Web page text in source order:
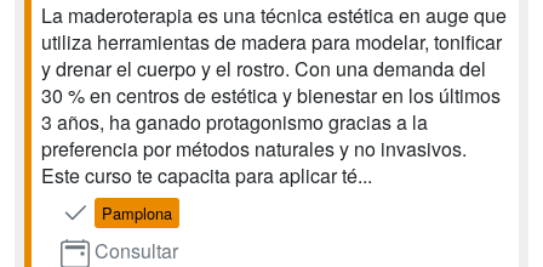
La maderoterapia es una técnica estética en auge que
utiliza herramientas de madera para modelar, tonificar
y drenar el cuerpo y el rostro. Con una demanda del
30 % en centros de estética y bienestar en los últimos
3 años, ha ganado protagonismo gracias a la
preferencia por métodos naturales y no invasivos.
Este curso te capacita para aplicar té...
Pamplona
Consultar